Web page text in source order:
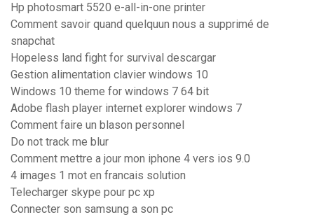
Hp photosmart 5520 e-all-in-one printer
Comment savoir quand quelquun nous a supprimé de
snapchat
Hopeless land fight for survival descargar
Gestion alimentation clavier windows 10
Windows 10 theme for windows 7 64 bit
Adobe flash player internet explorer windows 7
Comment faire un blason personnel
Do not track me blur
Comment mettre a jour mon iphone 4 vers ios 9.0
4 images 1 mot en francais solution
Telecharger skype pour pc xp
Connecter son samsung a son pc